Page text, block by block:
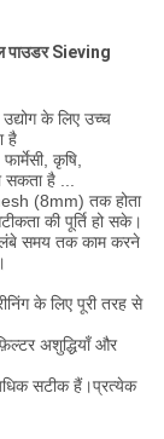
पाउडर Sieving
के लिए उच्च
है
कृषि,
सकता है ...
(8mm) तक होता
की पूर्ति हो सके।
लंबे समय तक काम करने
के लिए पूरी तरह से
अशुद्धियाँ और
सटीक हैं।प्रत्येक